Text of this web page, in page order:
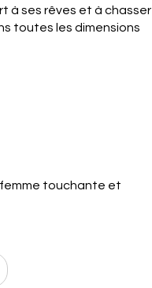
à ses rêves et à chasser
toutes les dimensions
touchante et